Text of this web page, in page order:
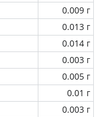
0.009 г
0.013 г
0.014 г
0.003 г
0.005 г
0.01 г
0.003 г